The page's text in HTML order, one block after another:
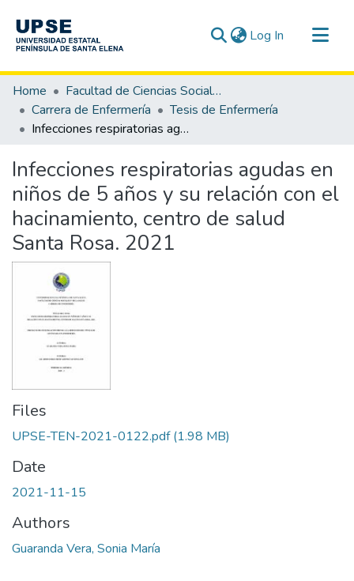
Log In (current)
Communities & Collections
All of DSpace
Statistics
Home
Facultad de Ciencias Sociales y de la Salud
Carrera de Enfermería
Tesis de Enfermería
Infecciones respiratorias agudas en niños de 5 años y su relación con el hacinamiento, centro de salud Santa Rosa. 2021
Infecciones respiratorias agudas en
niños de 5 años y su relación con el
hacinamiento, centro de salud
Santa Rosa. 2021
Files
UPSE-TEN-2021-0122.pdf(1.98 MB)
Date
2021-11-15
Authors
Guaranda Vera, Sonia María